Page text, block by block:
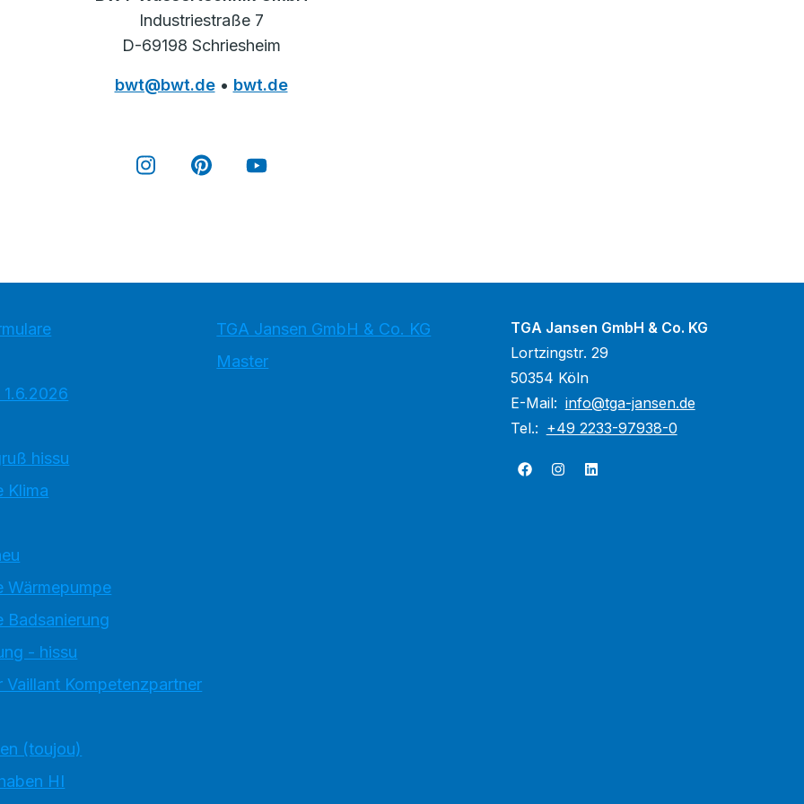
Industriestraße 7
D-69198 Schriesheim
bwt@bwt.de• bwt.de
hissu
Klima
Wärmepumpe
Badsanierung
- hissu
Vaillant Kompetenzpartner
(toujou)
HI
TGA Jansen GmbH & Co. KG
Master
TGA Jansen GmbH & Co. KG
Lortzingstr. 29
50354 Köln
E-Mail: info@tga-jansen.de
Tel.: +49 2233-97938-0